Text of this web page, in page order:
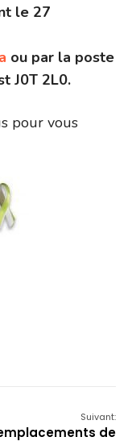
le 27
ou par la poste
J0T 2L0.
pour vous
Suivant:
de